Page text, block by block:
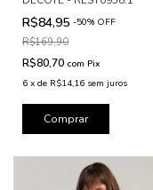
R$84,95 -50% OFF
R$169,90
R$80,70 com Pix
6 x de R$14,16 sem juros
Comprar